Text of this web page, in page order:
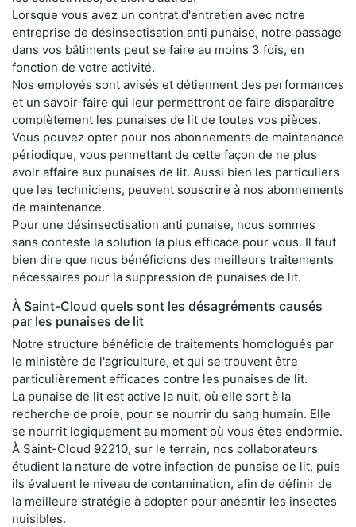
Lorsque vous avez un contrat d'entretien avec notre
entreprise de désinsectisation anti punaise, notre passage
dans vos bâtiments peut se faire au moins 3 fois, en
fonction de votre activité.
Nos employés sont avisés et détiennent des performances
et un savoir-faire qui leur permettront de faire disparaître
complètement les punaises de lit de toutes vos pièces.
Vous pouvez opter pour nos abonnements de maintenance
périodique, vous permettant de cette façon de ne plus
avoir affaire aux punaises de lit. Aussi bien les particuliers
que les techniciens, peuvent souscrire à nos abonnements
de maintenance.
Pour une désinsectisation anti punaise, nous sommes
sans conteste la solution la plus efficace pour vous. Il faut
bien dire que nous bénéficions des meilleurs traitements
nécessaires pour la suppression de punaises de lit.
À Saint-Cloud quels sont les désagréments causés
par les punaises de lit
Notre structure bénéficie de traitements homologués par
le ministère de l'agriculture, et qui se trouvent être
particulièrement efficaces contre les punaises de lit.
La punaise de lit est active la nuit, où elle sort à la
recherche de proie, pour se nourrir du sang humain. Elle
se nourrit logiquement au moment où vous êtes endormie.
À Saint-Cloud 92210, sur le terrain, nos collaborateurs
étudient la nature de votre infection de punaise de lit, puis
ils évaluent le niveau de contamination, afin de définir de
la meilleure stratégie à adopter pour anéantir les insectes
nuisibles.